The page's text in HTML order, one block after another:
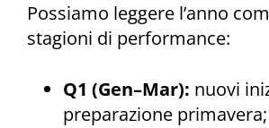
Possiamo leggere l’anno
stagioni di performance:
Q1 (Gen–Mar): nuovi
preparazione primavera;